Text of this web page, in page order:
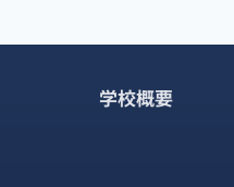
セ
ナ
ー】
学校概要